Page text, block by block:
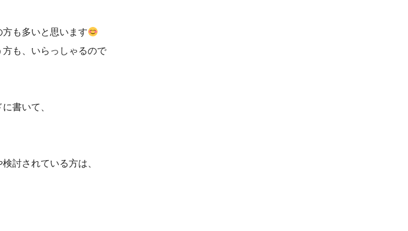
も多いと思います
も、いらっしゃるので
書いて、
討されている方は、